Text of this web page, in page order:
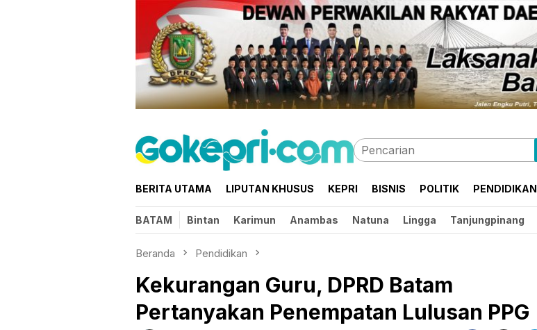
BERITA UTAMA LIPUTAN KHUSUS KEPRI BISNIS POLITIK PENDIDIKAN
BATAM Bintan Karimun Anambas Natuna Lingga Tanjungpinang
Beranda Pendidikan
Kekurangan Guru, DPRD Batam
Pertanyakan Penempatan Lulusan PPG